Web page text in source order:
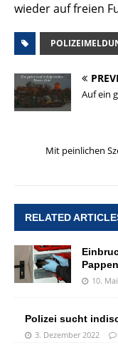
wieder auf freien
Auf ein
Mit peinlichen
RELATED
10.
Polizei sucht
3. Dezember 2022